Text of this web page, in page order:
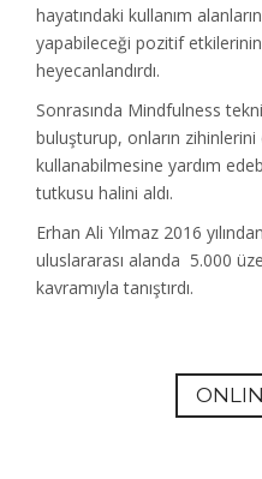
hayatındaki kullanım
yapabileceği pozitif
heyecanlandırdı.
Sonrasında Mindfulness
buluşturup, onların zihinlerini
kullanabilmesine yardım
tutkusu halini aldı.
Erhan Ali Yılmaz 2016
uluslararası alanda 5.000
kavramıyla tanıştırdı.